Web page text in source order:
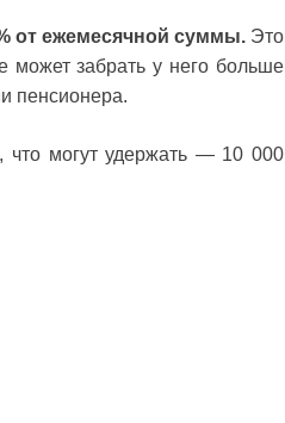
от ежемесячной суммы.Это
может забрать у него больше
пенсионера.
что могут удержать — 10 000